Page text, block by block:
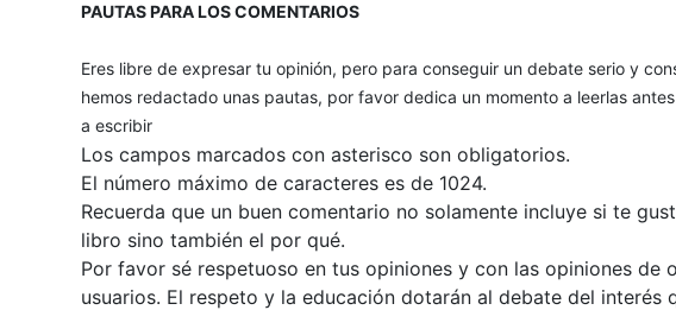
PAUTAS PARA LOS COMENTARIOS
Eres libre de expresar tu opinión, pero para conseguir un debate serio y
hemos redactado unas pautas, por favor dedica un momento a leerlas
a escribir
Los campos marcados con asterisco son obligatorios.
El número máximo de caracteres es de 1024.
Recuerda que un buen comentario no solamente incluye si te
libro sino también el por qué.
Por favor sé respetuoso en tus opiniones y con las opiniones de
usuarios. El respeto y la educación dotarán al debate del interés